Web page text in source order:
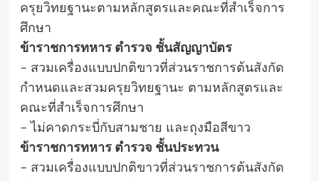
ครุยวิทยฐานะตามหลักสูตรและคณะที่สำเร็จการ
ศึกษา
ข้าราชการทหาร ตำรวจ ชั้นสัญญาบัตร
– สวมเครื่องแบบปกติขาวที่ส่วนราชการต้นสังกัด
กำหนดและสวมครุยวิทยฐานะ ตามหลักสูตรและ
คณะที่สำเร็จการศึกษา
– ไม่คาดกระบี่กับสามชาย และถุงมือสีขาว
ข้าราชการทหาร ตำรวจ ชั้นประทวน
– สวมเครื่องแบบปกติขาวที่ส่วนราชการต้นสังกัด